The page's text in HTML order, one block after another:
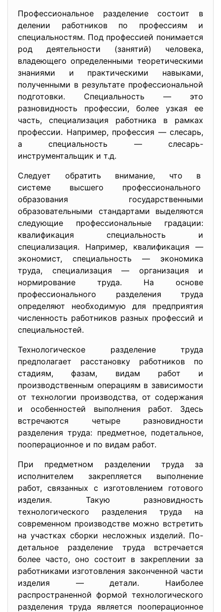
Профессиональное разделение состоит в
делении работников по профессиям и
специальностям. Под профессией понимается
род деятельности (занятий) человека,
владеющего определенными теоретическими
знаниями и практическими навыками,
полученными в результате профессиональной
подготовки. Специальность — это
разновидность профессии, более узкая ее
часть, специализация работника в рамках
профессии. Например, профессия — слесарь,
а специальность — слесарь-
инструментальщик и т.д.
Следует обратить внимание, что в
системе высшего профессионального
образования государственными
образовательными стандартами выделяются
следующие профессиональные градации:
квалификация специальность и
специализация. Например, квалификация —
экономист, специальность — экономика
труда, специализация — организация и
нормирование труда. На основе
профессионального разделения труда
определяют необходимую для предприятия
численность работников разных профессий и
специальностей.
Технологическое разделение труда
предполагает расстановку работников по
стадиям, фазам, видам работ и
производственным операциям в зависимости
от технологии производства, от содержания
и особенностей выполнения работ. Здесь
встречаются четыре разновидности
разделения труда: предметное, подетальное,
пооперационное и по видам работ.
При предметном разделении труда за
исполнителем закрепляется выполнение
работ, связанных с изготовлением готового
изделия. Такую разновидность
технологического разделения труда на
современном производстве можно встретить
на участках сборки несложных изделий. По-
детальное разделение труда встречается
более часто, оно состоит в закреплении за
работниками изготовления законченной части
изделия — детали. Наиболее
распространенной формой технологического
разделения труда является пооперационное